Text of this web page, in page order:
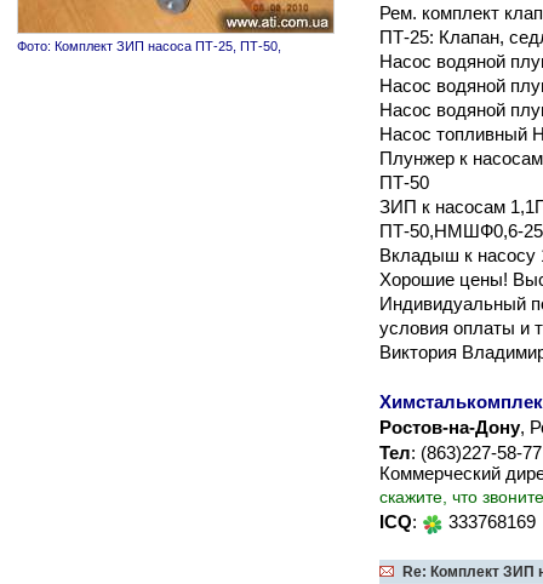
Фото: Комплект ЗИП насоса ПТ-25, ПТ-50,
Рем. комплект
ПТ-25: Клапан,
Насос водяной
Насос водяной
Насос водяной
Насос
Плунжер к
ПТ-50
ЗИП к насосам
ПТ-50,НМШФ0,6-
Вкладыш к насосу
Хорошие цены!
Индивидуальный
условия оплаты и
Виктория
Ростов-на-Дону,
Тел: (863)227-58-
Коммерческий
скажите, что
ICQ: 333768169
Re: Комплект ЗИП